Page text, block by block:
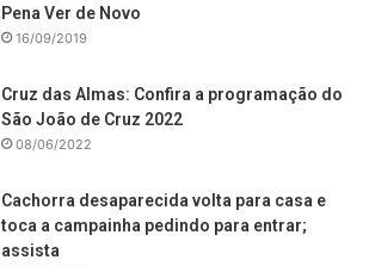
Pena Ver de Novo
16/09/2019
Cruz das Almas: Confira a programação do
São João de Cruz 2022
08/06/2022
Cachorra desaparecida volta para casa e
toca a campainha pedindo para entrar;
assista